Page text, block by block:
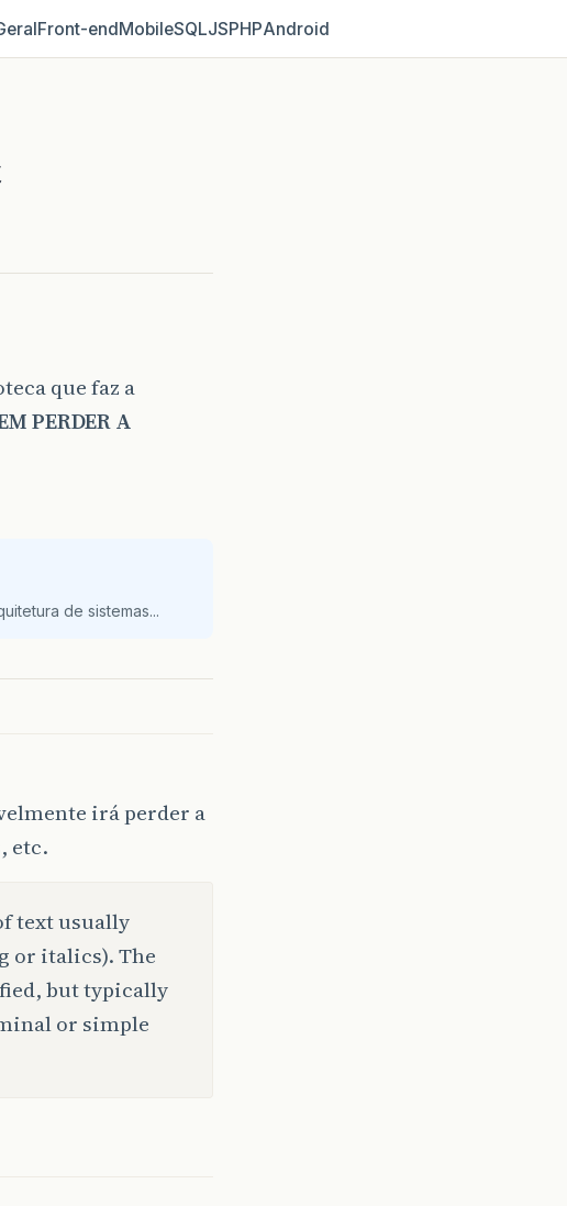
Front‑endMobileSQLJSPHPAndroid
que faz a
PERDER A
de sistemas...
irá perder a
etc.
text usually
or italics). The
but typically
or simple